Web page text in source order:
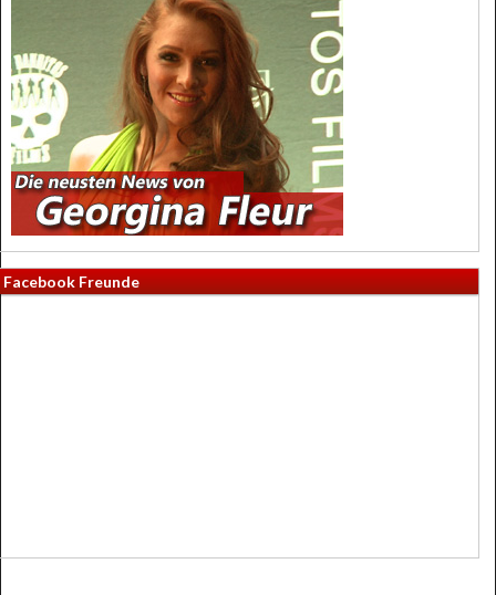
Facebook Freunde